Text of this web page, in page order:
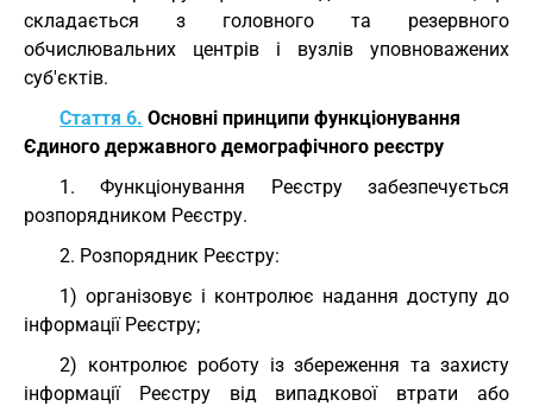
складається з головного та резервного
обчислювальних центрів і вузлів уповноважених
суб'єктів.
Стаття 6. Основні принципи функціонування
Єдиного державного демографічного реєстру
1. Функціонування Реєстру забезпечується
розпорядником Реєстру.
2. Розпорядник Реєстру:
1) організовує і контролює надання доступу до
інформації Реєстру;
2) контролює роботу із збереження та захисту
інформації Реєстру від випадкової втрати або